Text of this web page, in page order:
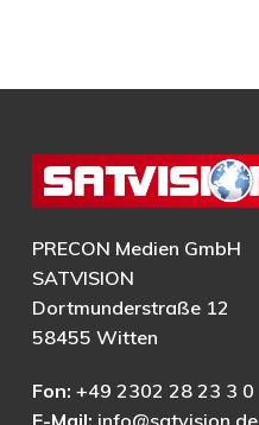
PRECON Medien GmbH
SATVISION
Dortmunderstraße 12
58455 Witten
Fon: +49 2302 28 23 3 0